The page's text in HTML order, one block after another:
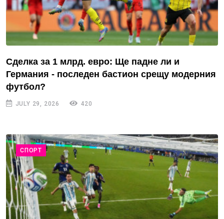
Сделка за 1 млрд. евро: Ще падне ли и
Германия - последен бастион срещу модерния
футбол?
JULY 29, 2026 420
СПОРТ